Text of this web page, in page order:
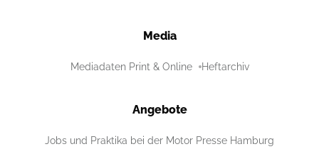
Media
Mediadaten Print & Online Heftarchiv
Angebote
Jobs und Praktika bei der Motor Presse Hamburg